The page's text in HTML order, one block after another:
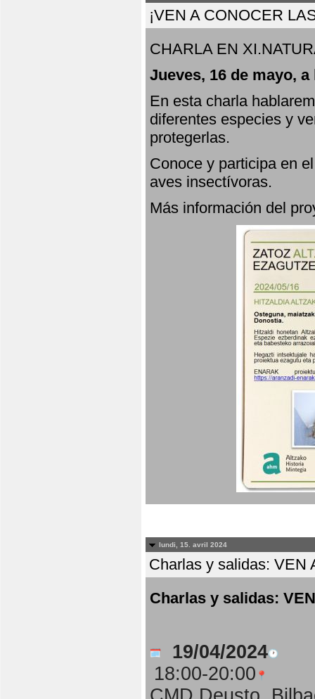
¡VEN A CONOCER
CHARLA EN
Jueves, 16 de mayo,
En esta charla
diferentes especies y
protegerlas.
Conoce y participa en
aves insectívoras.
Más información del
lundi, 15. avril 2024
Charlas y salidas: VEN
Charlas y salidas:
19/04/2024
18:00-20:00